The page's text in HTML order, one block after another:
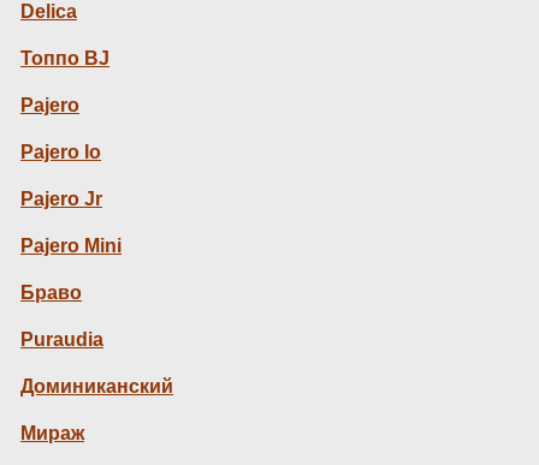
Delica
Топпо BJ
Pajero
Pajero Io
Pajero Jr
Pajero Mini
Браво
Puraudia
Доминиканский
Мираж